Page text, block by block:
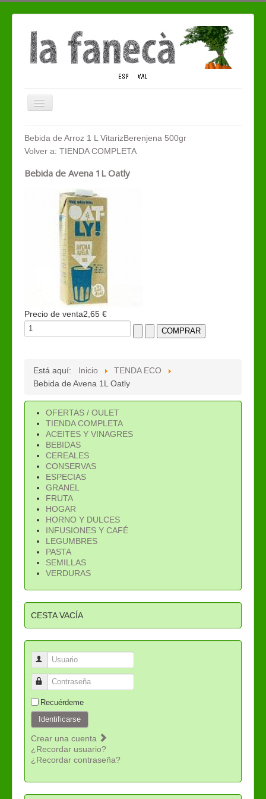
Cambiar
QUIENES SOMOS
TIENDA ECO
CONTACTO
Bebida de Arroz 1 L VitarizBerenjena 500gr
Volver a: TIENDA COMPLETA
Bebida de Avena 1L Oatly
Precio de venta2,65 €
Está aquí: Inicio
TENDA ECO
Bebida de Avena 1L Oatly
OFERTAS / OULET
TIENDA COMPLETA
ACEITES Y VINAGRES
BEBIDAS
CEREALES
CONSERVAS
ESPECIAS
GRANEL
FRUTA
HOGAR
HORNO Y DULCES
INFUSIONES Y CAFÉ
LEGUMBRES
PASTA
SEMILLAS
VERDURAS
CESTA VACÍA
Usuario
Contraseña
Recuérdeme
Identificarse
Crear una cuenta
¿Recordar usuario?
¿Recordar contraseña?